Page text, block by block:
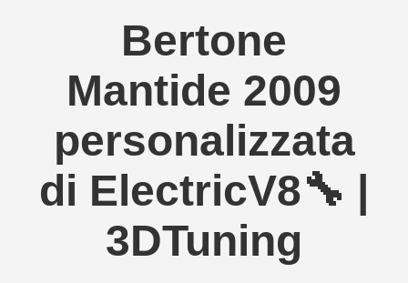
Bertone
Mantide 2009
personalizzata
di ElectricV8🔧 |
3DTuning